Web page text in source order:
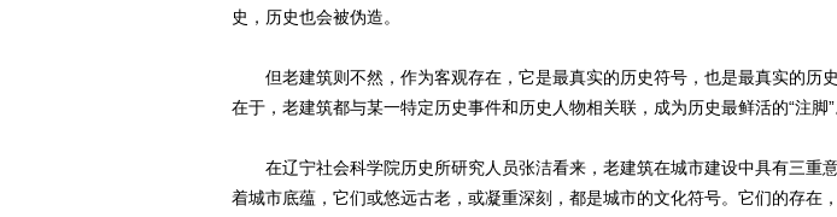
史，历史也会被伪造。
但老建筑则不然，作为客观存在，它是最真实的历史符号，也是最真实的历
在于，老建筑都与某一特定历史事件和历史人物相关联，成为历史最鲜活的“注脚”
在辽宁社会科学院历史所研究人员张洁看来，老建筑在城市建设中具有三重
着城市底蕴，它们或悠远古老，或凝重深刻，都是城市的文化符号。它们的存在